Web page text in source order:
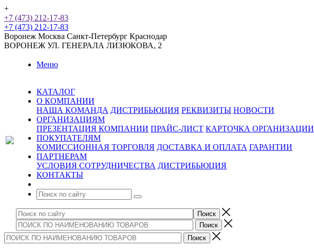
+
+7 (473) 212-17-83
+7 (473) 212-17-83
Воронеж Москва Санкт-Петербург Краснодар
ВОРОНЕЖ УЛ. ГЕНЕРАЛА ЛИЗЮКОВА, 2
Меню
КАТАЛОГ
О КОМПАНИИ
НАША КОМАНДА ДИСТРИБЬЮЦИЯ РЕКВИЗИТЫ НОВОСТИ
ОРГАНИЗАЦИЯМ
ПРЕЗЕНТАЦИЯ КОМПАНИИ ПРАЙС-ЛИСТ КАРТОЧКА ОРГАНИЗАЦИИ
ПОКУПАТЕЛЯМ
КОМИССИОННАЯ ТОРГОВЛЯ ДОСТАВКА И ОПЛАТА ГАРАНТИИ
ПАРТНЕРАМ
УСЛОВИЯ СОТРУДНИЧЕСТВА ДИСТРИБЬЮЦИЯ
КОНТАКТЫ